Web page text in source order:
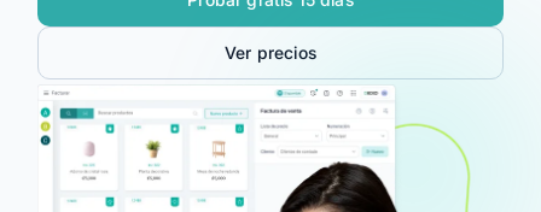
Planes
Contacto
Soy Contador
Ingrese
Ver precios